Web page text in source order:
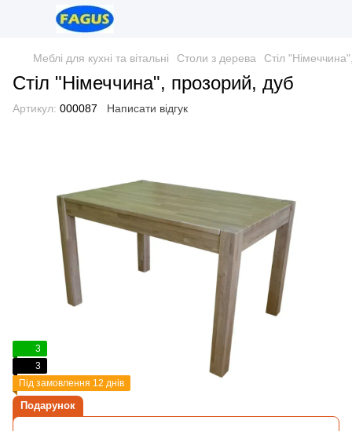
Меблі для кухні та вітальні Столи з дерева Стіл
Стіл "Німеччина", прозорий, дуб
Артикул: 000087 Написати відгук
3
3
Під замовлення 12 днів
Подарунок